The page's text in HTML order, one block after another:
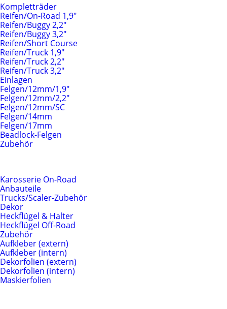
Kompletträder
Reifen/On-Road 1,9"
Reifen/Buggy 2,2"
Reifen/Buggy 3,2"
Reifen/Short Course
Reifen/Truck 1,9"
Reifen/Truck 2,2"
Reifen/Truck 3,2"
Einlagen
Felgen/12mm/1,9"
Felgen/12mm/2,2"
Felgen/12mm/SC
Felgen/14mm
Felgen/17mm
Beadlock-Felgen
Zubehör
Karosserie On-Road
Anbauteile
Trucks/Scaler-Zubehör
Dekor
Heckflügel & Halter
Heckflügel Off-Road
Zubehör
Aufkleber (extern)
Aufkleber (intern)
Dekorfolien (extern)
Dekorfolien (intern)
Maskierfolien